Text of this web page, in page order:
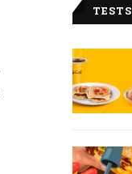
TESTS